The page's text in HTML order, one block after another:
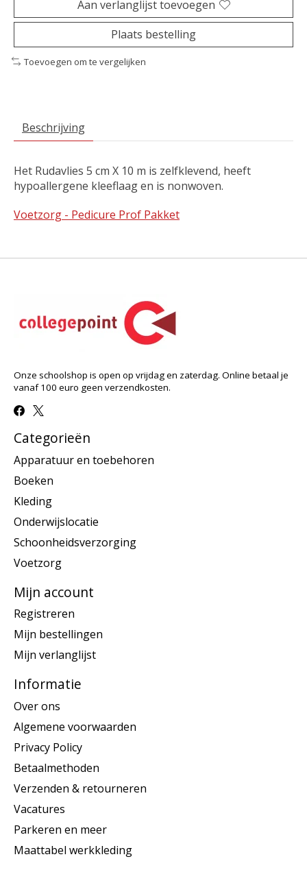
Aan verlanglijst toevoegen
Plaats bestelling
Toevoegen om te vergelijken
Beschrijving
Het Rudavlies 5 cm X 10 m is zelfklevend, heeft
hypoallergene kleeflaag en is nonwoven.
Voetzorg - Pedicure Prof Pakket
Onze schoolshop is open op vrijdag en zaterdag. Online betaal je
vanaf 100 euro geen verzendkosten.
Categorieën
Apparatuur en toebehoren
Boeken
Kleding
Onderwijslocatie
Schoonheidsverzorging
Voetzorg
Mijn account
Registreren
Mijn bestellingen
Mijn verlanglijst
Informatie
Over ons
Algemene voorwaarden
Privacy Policy
Betaalmethoden
Verzenden & retourneren
Vacatures
Parkeren en meer
Maattabel werkkleding